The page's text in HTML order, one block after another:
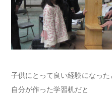
子供にとって良い経験になっ
自分が作った学習机だと